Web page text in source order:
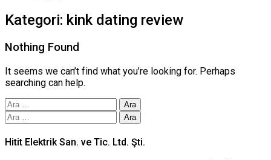
Kategori: kink dating review
Nothing Found
It seems we can’t find what you’re looking for. Perhaps
searching can help.
Arama:
Arama:
Hitit Elektrik San. ve Tic. Ltd. Şti.